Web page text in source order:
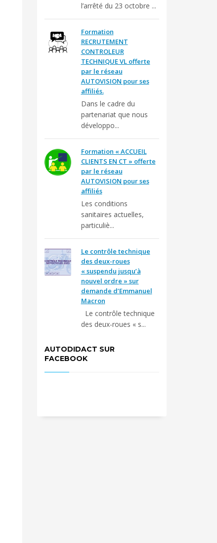
l’arrêté du 23 octobre ...
Formation
RECRUTEMENT
CONTROLEUR
TECHNIQUE VL offerte
par le réseau
AUTOVISION pour ses
affiliés.
Dans le cadre du
partenariat que nous
développo...
Formation « ACCUEIL
CLIENTS EN CT » offerte
par le réseau
AUTOVISION pour ses
affiliés
Les conditions
sanitaires actuelles,
particuliè...
Le contrôle technique
des deux-roues
« suspendu jusqu’à
nouvel ordre » sur
demande d’Emmanuel
Macron
Le contrôle technique
des deux-roues « s...
AUTODIDACT SUR
FACEBOOK